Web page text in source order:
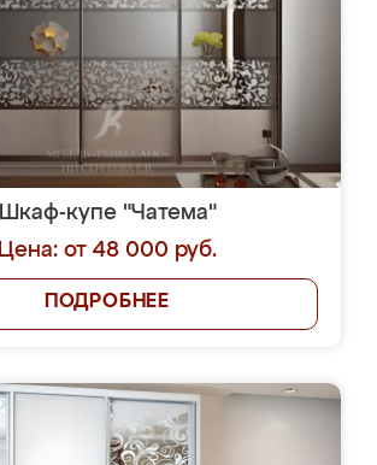
Шкаф-купе "Чатема"
Цена: от 48 000 руб.
ПОДРОБНЕЕ